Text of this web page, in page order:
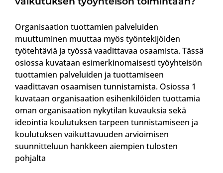
Organisaation tuottamien palveluiden
muuttuminen muuttaa myös työntekijöiden
työtehtäviä ja työssä vaadittavaa osaamista. Tässä
osiossa kuvataan esimerkinomaisesti työyhteisön
tuottamien palveluiden ja tuottamiseen
vaadittavan osaamisen tunnistamista. Osiossa 1
kuvataan organisaation esihenkilöiden tuottamia
oman organisaation nykytilan kuvauksia sekä
ideointia koulutuksen tarpeen tunnistamiseen ja
koulutuksen vaikuttavuuden arvioimisen
suunnitteluun hankkeen aiempien tulosten
pohjalta